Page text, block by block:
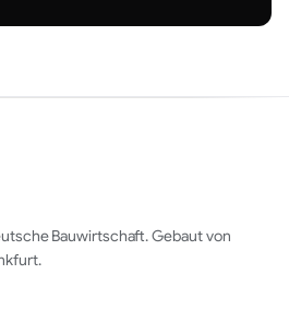
Bauwirtschaft. Gebaut von